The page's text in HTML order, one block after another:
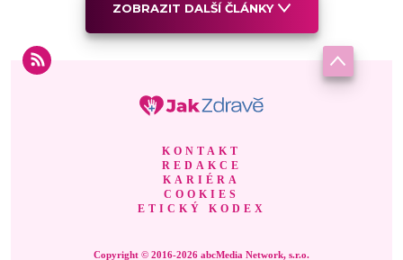
ZOBRAZIT DALŠÍ ČLÁNKY
KONTAKT
REDAKCE
KARIÉRA
COOKIES
ETICKÝ KODEX
Copyright © 2016-2026 abcMedia Network, s.r.o.